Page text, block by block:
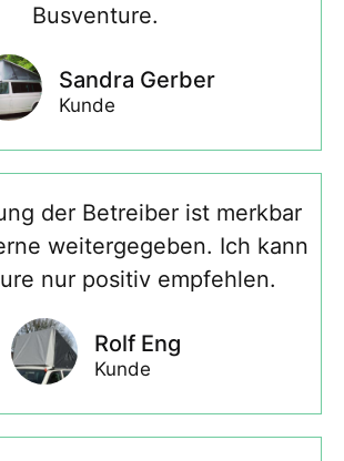
Busventure.
Sandra Gerber
Kunde
der Betreiber ist merkbar
weitergegeben. Ich kann
nur positiv empfehlen.
Rolf Eng
Kunde